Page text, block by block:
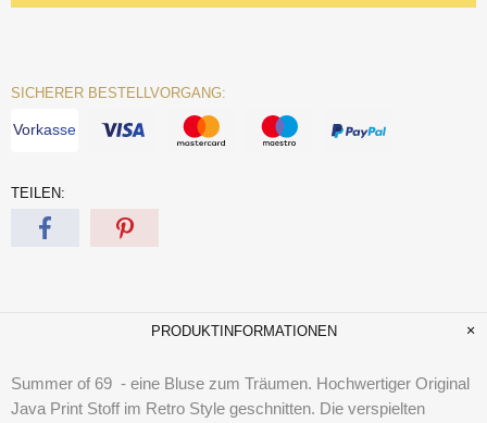
SICHERER BESTELLVORGANG:
Vorkasse
TEILEN:
PRODUKTINFORMATIONEN
Summer of 69 - eine Bluse zum Träumen. Hochwertiger Original
Java Print Stoff im Retro Style geschnitten. Die verspielten